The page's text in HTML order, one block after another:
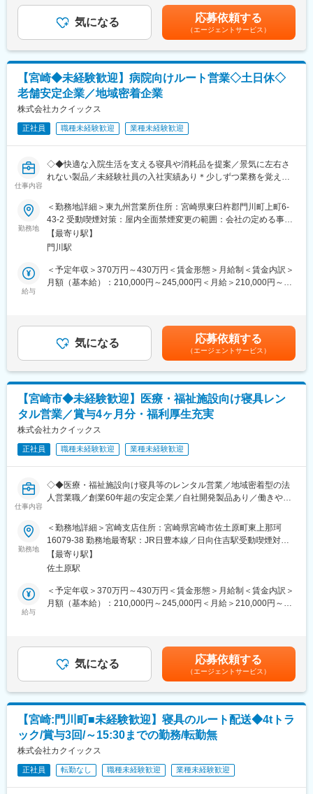
て製品の説明方法やお客様への提案の仕方、仕事の進め方なども
丁寧に教えていきます。医療の基礎知識や医療現場の方とのコミ
ュニケーションの取り方など未経験の方でも安心して成長できる
営業5名（20～40代）の方々が活躍しています！
■キャリアパス
※年功序列ではありません。4年目の課長もいますので実績に応じ
て昇進可能です！
■働き方について
トラブル等の緊急対応のため、夜間・休日の緊急対応当番を月に
一次受けし、電話のみで対応できない場合のみ営業担当が現場へ
対応に向かうケースがあります。
変更の範囲：会社の定める業務
ロシュ・ダイアグノスティックスは、世界トップクラスのシェア
を誇る診断薬・検査機器メーカーです。PCR検査をはじめとした
遺伝子検査、免疫・生化学検査、病理検査など幅広い領域で医療
現場を支えています。単なる製品販売ではなく、診断薬・検査機
器・ITソリューションを組み合わせた包括的な提案ができること
が当社の大きな強みです。本ポジションでは病院や検査センター
に対し、検査品質向上や業務効率化に向けたソリューション営業
を担っていただきます。
■業務内容：
・臨床検査技師、検査技師長、医師への情報提供および課題ヒア
リング
・販売代理店との協業および営業戦略立案
・学会・セミナーを通じた情報収集および情報提供活動
・病院経営層へのプレゼンテーションや大型案件の提案活動
＜担当顧客＞
大学病院、総合病院、地域中核病院、検査センターなど
■ポジション魅力：
題に応じた最適なソリューション提案が可能です。また、病院経
営層との商談機会もあり、単なるルート営業ではなく高い提案力
や課題解決力を身につけることができます。
■チーム体制について：
営業職（DMR）、フィールドサイエンティスト、フィールドサー
ビスエンジニアが連携しながら顧客をサポートします。各部門が
専門知識を持ち寄り、チームで課題解決を行うため、業界未経験
の方でも安心して知識を習得しながら成長できる環境です。
変更の範囲：会社の定める業務
業手当＞有＜給与補足＞※ご経験・スキルに応じ決定いたします。
■賞与：年2回（3月、9月）■昇給：年1回（4月）賃金はあくまで
も目安の金額であり、選考を通じて上下する可能性があります。
月給(月額)は固定手当を含めた表記です。
気になる 応募依頼する
（エージェントサービス）
【宮崎◆未経験歓迎】病院向けルート営業◇土日休◇
老舗安定企業／地域密着企業
株式会社カクイックス
正社員 職種未経験歓迎 業種未経験歓迎
仕事内容
◇◆快適な入院生活を支える寝具や消耗品を提案／景気に左右さ
れない製品／未経験社員の入社実績あり＊少しずつ業務を覚えて
■業務内容：
・主に医療・福祉施設への営業をお任せします。
■業務詳細：
・商品のメンテナンス付リース、レンタルのご案内
・その他営業に関する業務 他
寝具・カーテン・マットレス・ユニフォーム・入院セット 他
・地域医療を支える重要な役割を担うことで、社会に貢献できま
す。
■当社の特徴：
「お客様の困りごと」を察して、その時代が求める独自の商品・
システムの開発を行い、創業60年以上を迎えることができまし
た。その役立ちの事業の一環である「入院セット」は、突然の入
院や長期の入院にもすぐに対応できるよう、入院生活に必要な衣
類一式のレンタル事業として飛躍的に売上が伸びております。今
後は医療・福祉分野だけでなく、新たな分野への役立ち事業に挑
変更の範囲：会社の定める業務
勤務地
＜勤務地詳細＞東九州営業所住所：宮崎県東臼杵郡門川町上町6-
43-2 受動喫煙対策：屋内全面禁煙変更の範囲：会社の定める事業
所【最寄り駅】
門川駅
給与
＜予定年収＞370万円～430万円＜賃金形態＞月給制＜賃金内訳＞
月額（基本給）：210,000円～245,000円＜月給＞210,000円～
(月額)は固定手当を含めた表記です。
気になる 応募依頼する
（エージェントサービス）
【宮崎市◆未経験歓迎】医療・福祉施設向け寝具レン
タル営業／賞与4ヶ月分・福利厚生充実
株式会社カクイックス
正社員 職種未経験歓迎 業種未経験歓迎
仕事内容
◇◆医療・福祉施設向け寝具等のレンタル営業／地域密着型の法
人営業職／創業60年超の安定企業／自社開発製品あり／働きやす
■業務概要
当社の宮崎営業所にて、主に医療機関や福祉施設向けに寝具や病
衣、ユニフォーム等のレンタルサービスを提案・提供する法人営
業を担当いただきます。既存顧客への定期訪問が中心で、サービ
ス導入後のアフターフォローや新たなニーズのヒアリング、追加
提案も行います。
・サービス導入後のフォロー、利用状況のヒアリング、追加提案
・新規顧客の開拓や各種問い合わせ対応
■扱うサービス
医療・福祉施設向け寝具類や病衣、ユニフォーム等のレンタル及
びクリーニングサービス
■組織構成
宮崎営業所は複数名の営業スタッフが在籍し、協力して地域の医
療・福祉施設をサポートしています。
■業務の魅力
勤務地
＜勤務地詳細＞宮崎支店住所：宮崎県宮崎市佐土原町東上那珂
16079-38 勤務地最寄駅：JR日豊本線／日向住吉駅受動喫煙対
策：敷地内喫煙可能場所あり変更の範囲：会社の定める事業所
【最寄り駅】
佐土原駅
給与
＜予定年収＞370万円～430万円＜賃金形態＞月給制＜賃金内訳＞
月額（基本給）：210,000円～245,000円＜月給＞210,000円～
気になる 応募依頼する
（エージェントサービス）
【宮崎:門川町■未経験歓迎】寝具のルート配送◆4tトラ
ック/賞与3回/～15:30までの勤務/転勤無
株式会社カクイックス
正社員 転勤なし 職種未経験歓迎 業種未経験歓迎